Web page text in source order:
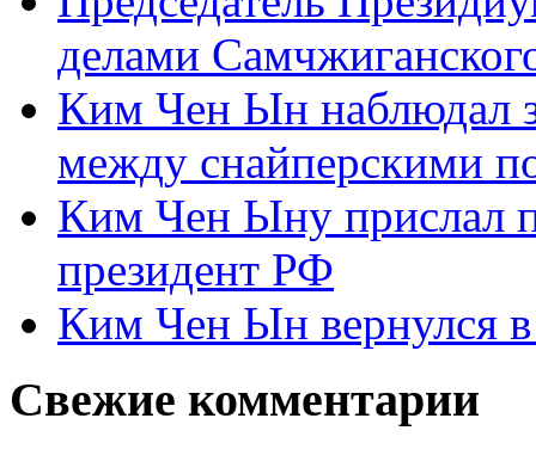
делами
Ким Чен Ын наблюдал
между снайперскими
Ким Чен Ыну прислал
президент РФ
Ким Чен Ын вернулся
Свежие комментарии